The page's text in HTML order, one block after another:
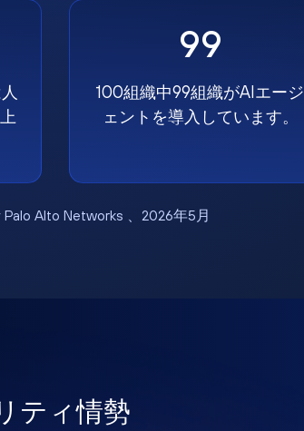
99
100組織中99組織がAIエージ
ェントを導入しています。
Palo Alto Networks 、2026年5月
ティ情勢